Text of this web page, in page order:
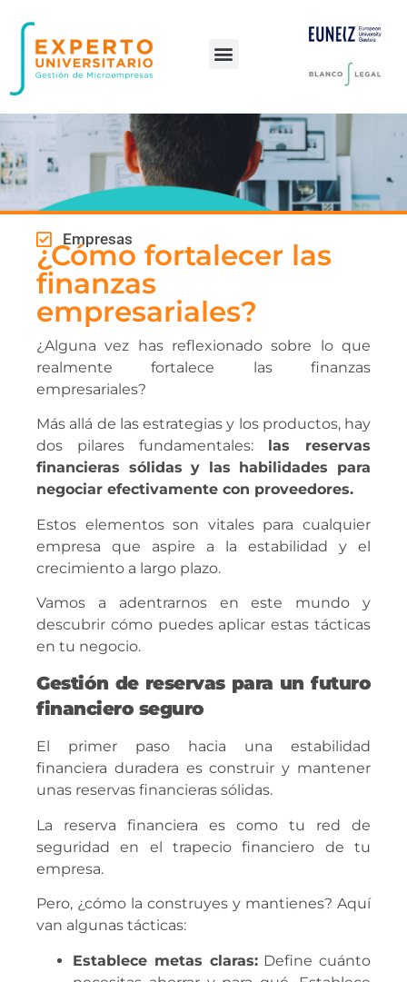
Empresas
¿Cómo fortalecer las
finanzas
empresariales?
¿Alguna vez has reflexionado sobre lo que
realmente fortalece las finanzas
empresariales?
Más allá de las estrategias y los productos, hay
dos pilares fundamentales:
las reservas
financieras sólidas y las habilidades para
negociar efectivamente con proveedores.
Estos elementos son vitales para cualquier
empresa que aspire a la estabilidad y el
crecimiento a largo plazo.
Vamos a adentrarnos en este mundo y
descubrir cómo puedes aplicar estas tácticas
en tu negocio.
Gestión de reservas para un futuro
financiero seguro
El primer paso hacia una estabilidad
financiera duradera es construir y mantener
unas reservas financieras sólidas.
La reserva financiera es como tu red de
seguridad en el trapecio financiero de tu
empresa.
Pero, ¿cómo la construyes y mantienes? Aquí
van algunas tácticas:
Establece metas claras:Define cuánto